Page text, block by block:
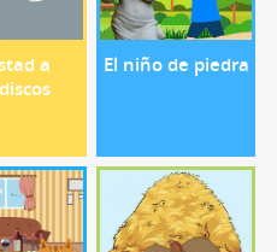
a
El niño de piedra